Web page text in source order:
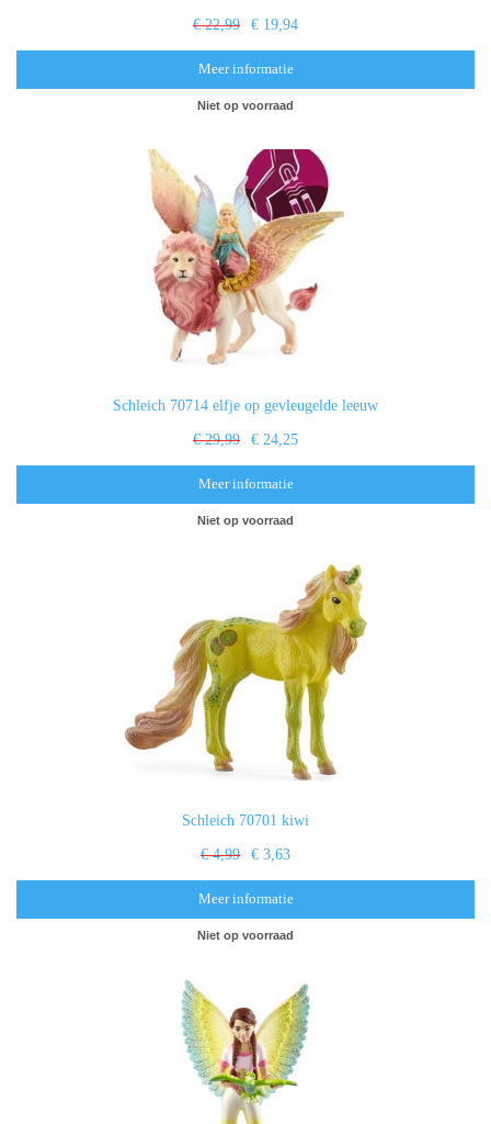
€ 22,99 € 19,94
Meer informatie
Niet op voorraad
Schleich 70714 elfje op gevleugelde leeuw
€ 29,99 € 24,25
Meer informatie
Niet op voorraad
Schleich 70701 kiwi
€ 4,99 € 3,63
Meer informatie
Niet op voorraad